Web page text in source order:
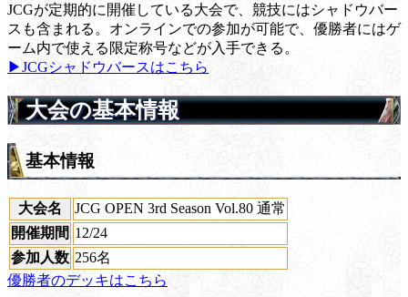
JCGが定期的に開催している大会で、競技にはシャドウバー
スも含まれる。オンラインでの参加が可能で、優勝者にはゲ
ーム内で使える限定称号などが入手できる。
▶JCGシャドウバースはこちら
大会の基本情報
基本情報
大会名
JCG OPEN 3rd Season Vol.80 通常
開催期間 12/24
参加人数 256名
優勝者のデッキはこちら